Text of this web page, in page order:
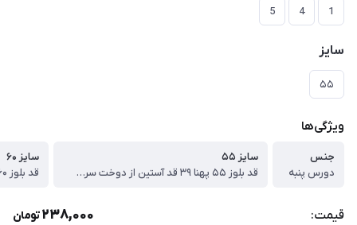
1
4
5
سایز
۵۵
ویژگی‌ها
جنس
دورس پنبه
سایز ۵۵
قد بلوز ۵۵ پهنا ۳۹ قد آستین از دوخت سرشانه ۴۷ قد شلوار ۷۸ سانت
سایز ۶۰
قیمت: 238,000تومان